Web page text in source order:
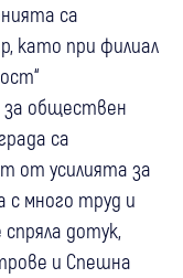
са
като при филиал
за обществен
са
от усилията за
с много труд и
дотук,
и Спешна